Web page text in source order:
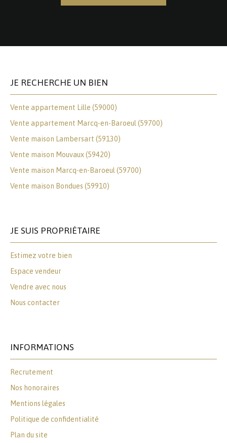
JE RECHERCHE UN BIEN
Vente appartement Lille (59000)
Vente appartement Marcq-en-Baroeul (59700)
Vente maison Lambersart (59130)
Vente maison Mouvaux (59420)
Vente maison Marcq-en-Baroeul (59700)
Vente maison Bondues (59910)
JE SUIS PROPRIÉTAIRE
Estimez votre bien
Espace vendeur
Vendre avec nous
Nous contacter
INFORMATIONS
Recrutement
Nos honoraires
Mentions légales
Politique de confidentialité
Plan du site